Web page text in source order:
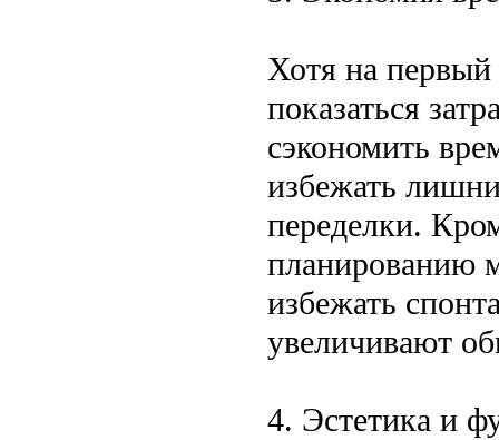
Хотя на первый
показаться
сэкономить
избежать
переделки.
планированию
избежать
увеличивают
4. Эстетика и